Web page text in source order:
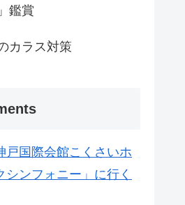
鑑賞
カラス対策
戸国際会館こくさいホ
シンフォニー」に行く